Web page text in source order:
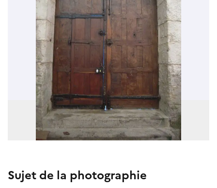
Sujet de la photographie